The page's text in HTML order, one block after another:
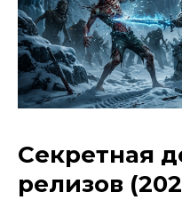
Секретная
релизов